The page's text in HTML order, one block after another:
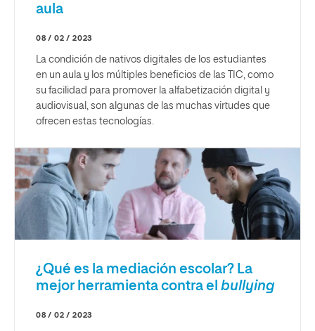
aula
08 / 02 / 2023
La condición de nativos digitales de los estudiantes
en un aula y los múltiples beneficios de las TIC, como
su facilidad para promover la alfabetización digital y
audiovisual, son algunas de las muchas virtudes que
ofrecen estas tecnologías.
¿Qué es la mediación escolar? La
mejor herramienta contra el bullying
08 / 02 / 2023